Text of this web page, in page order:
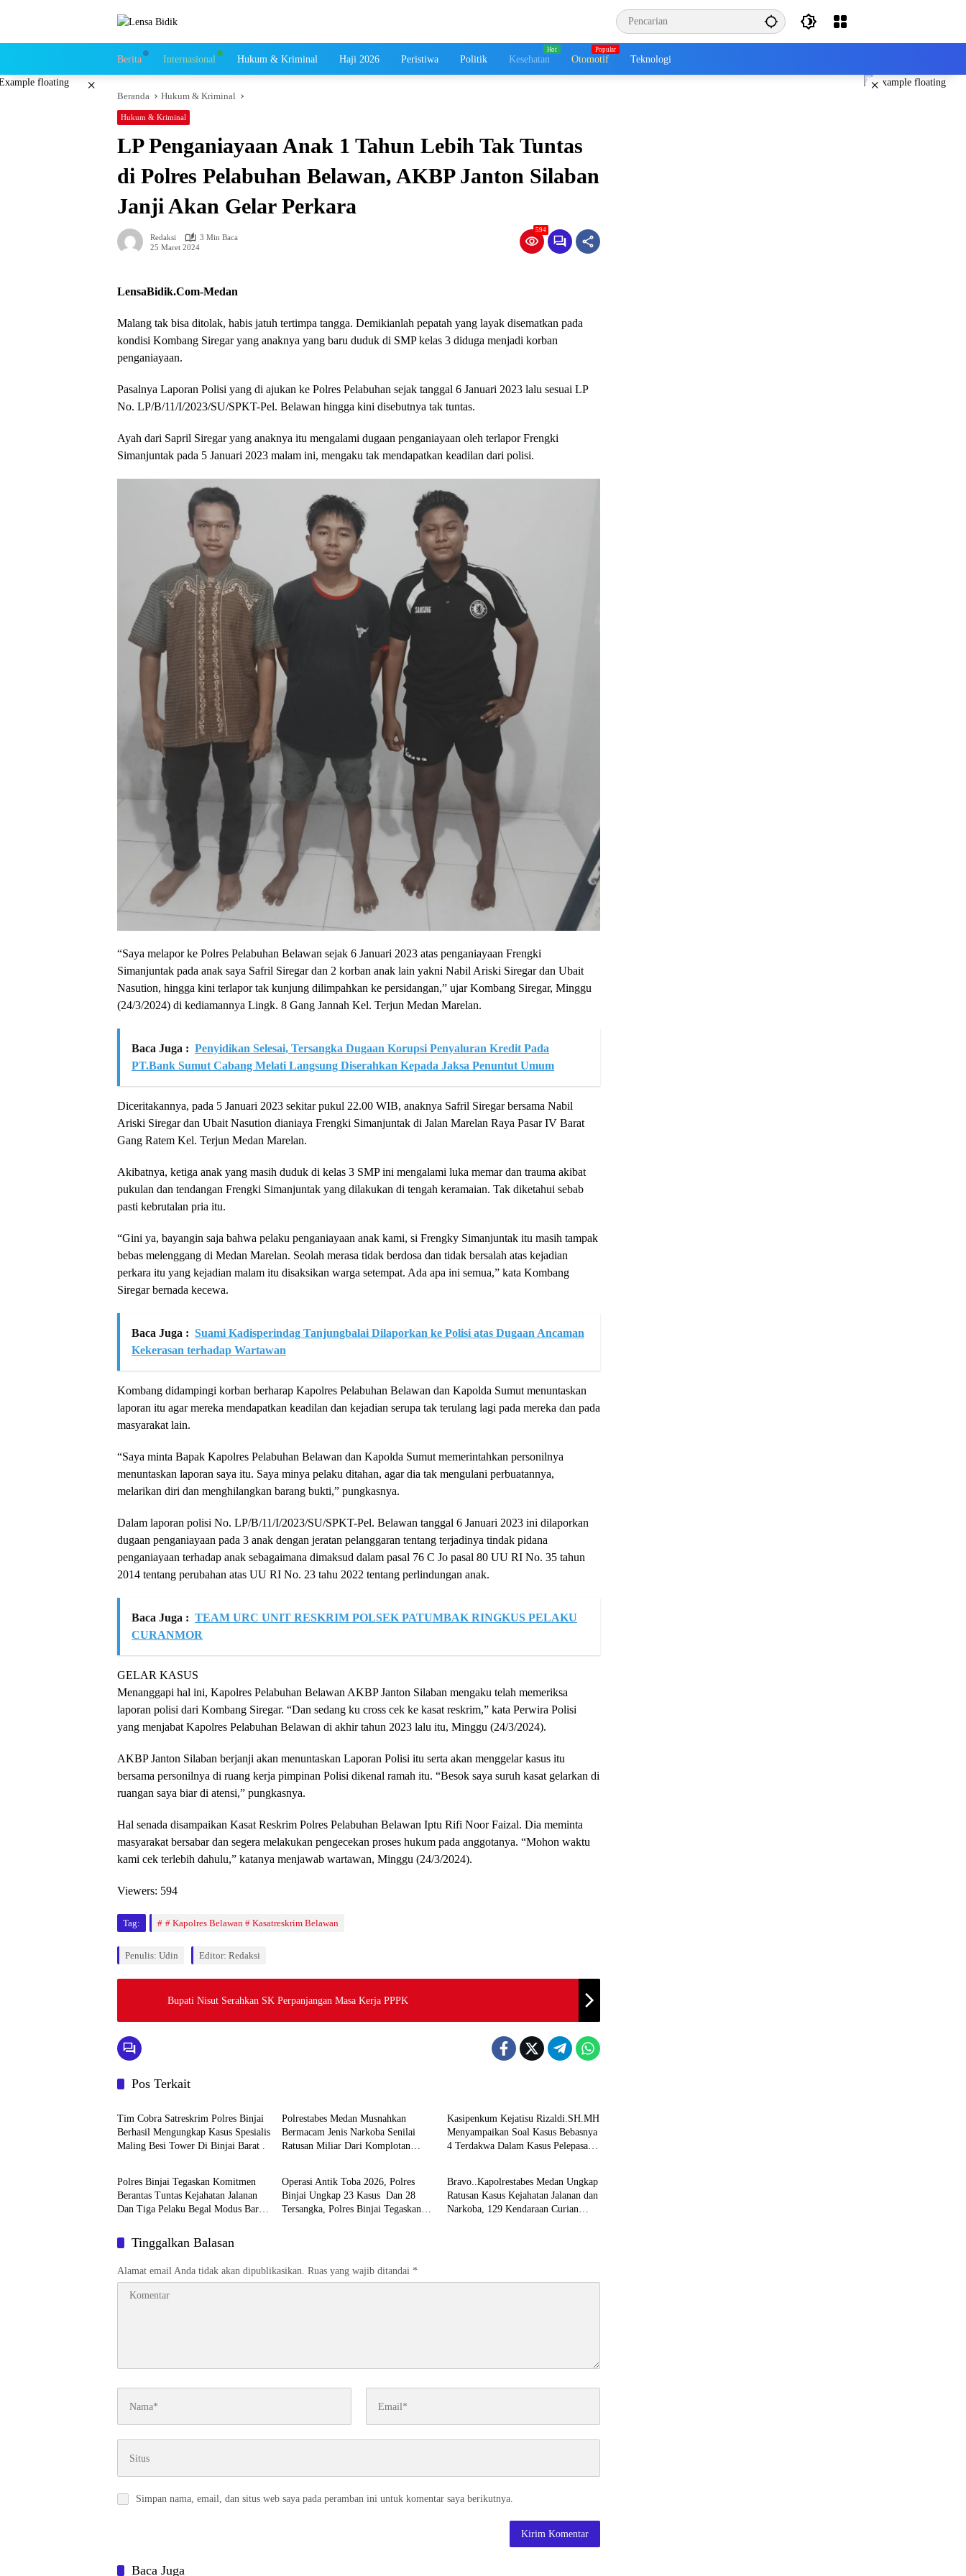
Berita Internasional Hukum & Kriminal Haji 2026 Peristiwa Politik Kesehatan Otomotif Teknologi
× ×
Beranda Hukum & Kriminal
Hukum & Kriminal
LP Penganiayaan Anak 1 Tahun Lebih Tak Tuntas
di Polres Pelabuhan Belawan, AKBP Janton Silaban
Janji Akan Gelar Perkara
Redaksi
3 Min Baca
25 Maret 2024
594
LensaBidik.Com-Medan
Malang tak bisa ditolak, habis jatuh tertimpa tangga. Demikianlah pepatah yang layak disematkan pada
kondisi Kombang Siregar yang anaknya yang baru duduk di SMP kelas 3 diduga menjadi korban
penganiayaan.
Pasalnya Laporan Polisi yang di ajukan ke Polres Pelabuhan sejak tanggal 6 Januari 2023 lalu sesuai LP
No. LP/B/11/I/2023/SU/SPKT-Pel. Belawan hingga kini disebutnya tak tuntas.
Ayah dari Sapril Siregar yang anaknya itu mengalami dugaan penganiayaan oleh terlapor Frengki
Simanjuntak pada 5 Januari 2023 malam ini, mengaku tak mendapatkan keadilan dari polisi.
“Saya melapor ke Polres Pelabuhan Belawan sejak 6 Januari 2023 atas penganiayaan Frengki
Simanjuntak pada anak saya Safril Siregar dan 2 korban anak lain yakni Nabil Ariski Siregar dan Ubait
Nasution, hingga kini terlapor tak kunjung dilimpahkan ke persidangan,” ujar Kombang Siregar, Minggu
(24/3/2024) di kediamannya Lingk. 8 Gang Jannah Kel. Terjun Medan Marelan.
Baca Juga : Penyidikan Selesai, Tersangka Dugaan Korupsi Penyaluran Kredit Pada
PT.Bank Sumut Cabang Melati Langsung Diserahkan Kepada Jaksa Penuntut Umum
Diceritakannya, pada 5 Januari 2023 sekitar pukul 22.00 WIB, anaknya Safril Siregar bersama Nabil
Ariski Siregar dan Ubait Nasution dianiaya Frengki Simanjuntak di Jalan Marelan Raya Pasar IV Barat
Gang Ratem Kel. Terjun Medan Marelan.
Akibatnya, ketiga anak yang masih duduk di kelas 3 SMP ini mengalami luka memar dan trauma akibat
pukulan dan tendangan Frengki Simanjuntak yang dilakukan di tengah keramaian. Tak diketahui sebab
pasti kebrutalan pria itu.
“Gini ya, bayangin saja bahwa pelaku penganiayaan anak kami, si Frengky Simanjuntak itu masih tampak
bebas melenggang di Medan Marelan. Seolah merasa tidak berdosa dan tidak bersalah atas kejadian
perkara itu yang kejadian malam itu disaksikan warga setempat. Ada apa ini semua,” kata Kombang
Siregar bernada kecewa.
Baca Juga : Suami Kadisperindag Tanjungbalai Dilaporkan ke Polisi atas Dugaan Ancaman
Kekerasan terhadap Wartawan
Kombang didampingi korban berharap Kapolres Pelabuhan Belawan dan Kapolda Sumut menuntaskan
laporan itu agar mereka mendapatkan keadilan dan kejadian serupa tak terulang lagi pada mereka dan pada
masyarakat lain.
“Saya minta Bapak Kapolres Pelabuhan Belawan dan Kapolda Sumut memerintahkan personilnya
menuntaskan laporan saya itu. Saya minya pelaku ditahan, agar dia tak mengulani perbuatannya,
melarikan diri dan menghilangkan barang bukti,” pungkasnya.
Dalam laporan polisi No. LP/B/11/I/2023/SU/SPKT-Pel. Belawan tanggal 6 Januari 2023 ini dilaporkan
dugaan penganiayaan pada 3 anak dengan jeratan pelanggaran tentang terjadinya tindak pidana
penganiayaan terhadap anak sebagaimana dimaksud dalam pasal 76 C Jo pasal 80 UU RI No. 35 tahun
2014 tentang perubahan atas UU RI No. 23 tahu 2022 tentang perlindungan anak.
Baca Juga : TEAM URC UNIT RESKRIM POLSEK PATUMBAK RINGKUS PELAKU
CURANMOR
GELAR KASUS
Menanggapi hal ini, Kapolres Pelabuhan Belawan AKBP Janton Silaban mengaku telah memeriksa
laporan polisi dari Kombang Siregar. “Dan sedang ku cross cek ke kasat reskrim,” kata Perwira Polisi
yang menjabat Kapolres Pelabuhan Belawan di akhir tahun 2023 lalu itu, Minggu (24/3/2024).
AKBP Janton Silaban berjanji akan menuntaskan Laporan Polisi itu serta akan menggelar kasus itu
bersama personilnya di ruang kerja pimpinan Polisi dikenal ramah itu. “Besok saya suruh kasat gelarkan di
ruangan saya biar di atensi,” pungkasnya.
Hal senada disampaikan Kasat Reskrim Polres Pelabuhan Belawan Iptu Rifi Noor Faizal. Dia meminta
masyarakat bersabar dan segera melakukan pengecekan proses hukum pada anggotanya. “Mohon waktu
kami cek terlebih dahulu,” katanya menjawab wartawan, Minggu (24/3/2024).
Viewers: 594
Tag: # Kapolres Belawan # Kasatreskrim Belawan
Penulis: Udin Editor: Redaksi
Bupati Nisut Serahkan SK Perpanjangan Masa Kerja PPPK
Pos Terkait
Hukum & Kriminal
Tim Cobra Satreskrim Polres Binjai
Berhasil Mengungkap Kasus Spesialis
Maling Besi Tower Di Binjai Barat .
Polrestabes Medan Musnahkan
Bermacam Jenis Narkoba Senilai
Ratusan Miliar Dari Komplotan
Kasipenkum Kejatisu Rizaldi.SH.MH
Menyampaikan Soal Kasus Bebasnya
4 Terdakwa Dalam Kasus Pelepasan
Hukum & Kriminal
Polres Binjai Tegaskan Komitmen
Berantas Tuntas Kejahatan Jalanan
Dan Tiga Pelaku Begal Modus Baru
Operasi Antik Toba 2026, Polres
Binjai Ungkap 23 Kasus Dan 28
Tersangka, Polres Binjai Tegaskan
Bravo..Kapolrestabes Medan Ungkap
Ratusan Kasus Kejahatan Jalanan dan
Narkoba, 129 Kendaraan Curian
Tinggalkan Balasan
Alamat email Anda tidak akan dipublikasikan. Ruas yang wajib ditandai *
Simpan nama, email, dan situs web saya pada peramban ini untuk komentar saya berikutnya.
Baca Juga